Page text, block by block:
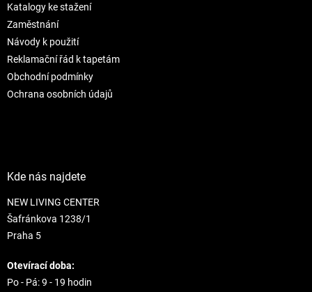
Katalogy ke stažení
Zaměstnání
Návody k použití
Reklamační řád k tapetám
Obchodní podmínky
Ochrana osobních údajů
Kde nás najdete
NEW LIVING CENTER
Šafránkova 1238/1
Praha 5
Otevírací doba:
Po - Pá: 9 - 19 hodin